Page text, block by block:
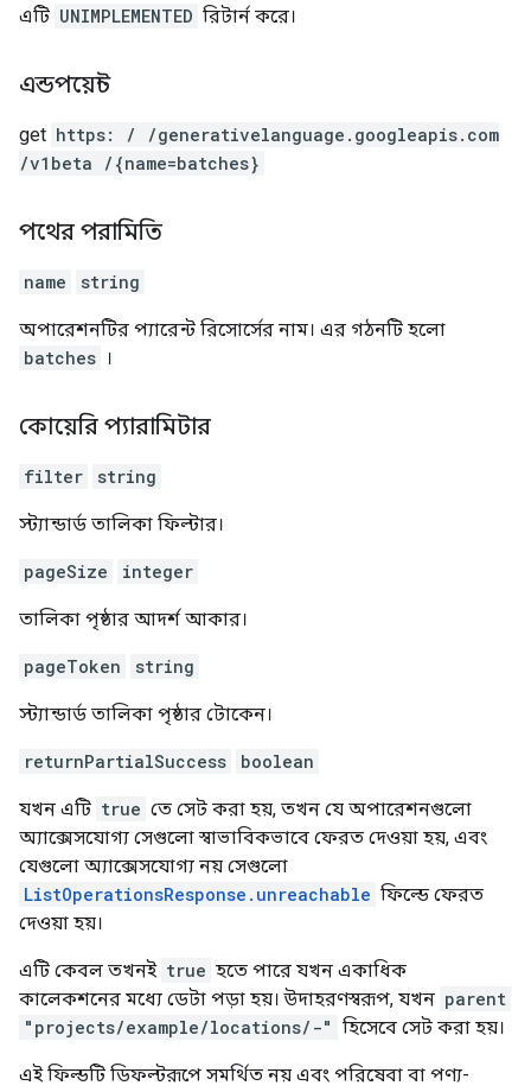
এটি UNIMPLEMENTED রিটার্ন করে।
এন্ডপয়েন্ট
get https: / /generativelanguage.googleapis.com
/v1beta /{name=batches}
পথের পরামিতি
name string
অপারেশনটির প্যারেন্ট রিসোর্সের নাম। এর গঠনটি হলো
batches ।
কোয়েরি প্যারামিটার
filter string
স্ট্যান্ডার্ড তালিকা ফিল্টার।
pageSize integer
তালিকা পৃষ্ঠার আদর্শ আকার।
pageToken string
স্ট্যান্ডার্ড তালিকা পৃষ্ঠার টোকেন।
returnPartialSuccess boolean
যখন এটি true তে সেট করা হয়, তখন যে অপারেশনগুলো
অ্যাক্সেসযোগ্য সেগুলো স্বাভাবিকভাবে ফেরত দেওয়া হয়, এবং
যেগুলো অ্যাক্সেসযোগ্য নয় সেগুলো
ListOperationsResponse.unreachable ফিল্ডে ফেরত
দেওয়া হয়।
এটি কেবল তখনই true হতে পারে যখন একাধিক
কালেকশনের মধ্যে ডেটা পড়া হয়। উদাহরণস্বরূপ, যখন parent
"projects/example/locations/-" হিসেবে সেট করা হয়।
এই ফিল্ডটি ডিফল্টরূপে সমর্থিত নয় এবং পরিষেবা বা পণ্য-